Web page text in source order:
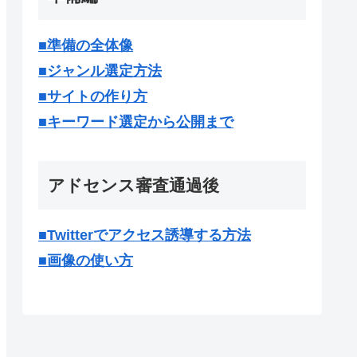
■準備の全体像
■ジャンル選定方法
■サイトの作り方
■キーワード選定から公開まで
アドセンス審査通過後
■Twitterでアクセス誘導する方法
■画像の使い方